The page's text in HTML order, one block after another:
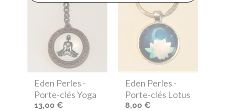
Eden Perles -
Porte-clés Yoga
13,00 €
Eden Perles -
Porte-clés Lotus
8,00 €